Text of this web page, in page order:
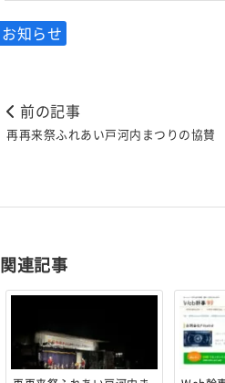
お知らせ
前の記事
再再来祭ふれあい戸河内まつりの協賛
関連記事